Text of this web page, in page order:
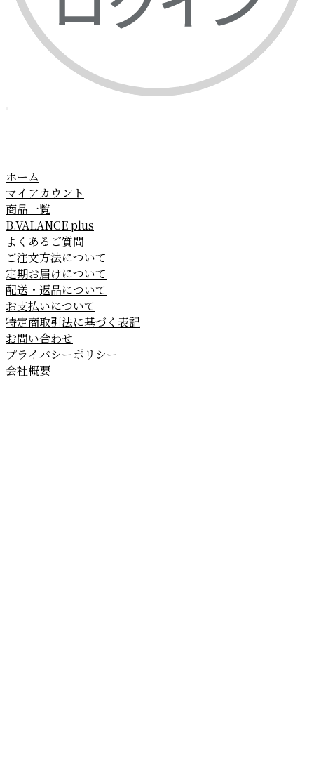
ホーム
マイアカウント
商品一覧
B.VALANCE plus
よくあるご質問
ご注文方法について
定期お届けについて
配送・返品について
お支払いについて
特定商取引法に基づく表記
お問い合わせ
プライバシーポリシー
会社概要